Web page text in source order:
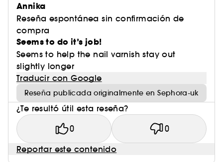
Annika
Reseña espontánea sin confirmación de
compra
Seems to do it’s job!
Seems to help the nail varnish stay out
slightly longer
Traducir con Google
Reseña publicada originalmente en Sephora-uk
¿Te resultó útil esta reseña?
0 0
Reportar este contenido